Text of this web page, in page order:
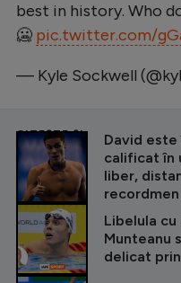
best in history. Who
🥶 pic.twitter.com/
— Kyle Sockwell
CITEȘTE ȘI
David este
calificat în
liber,
Libelula
Munteanu
delicat